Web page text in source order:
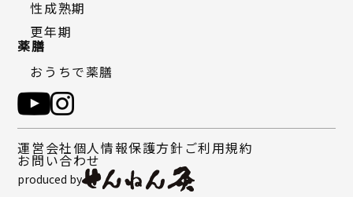
性成熟期
更年期
薬膳
おうちで薬膳
運営会社個人情報保護方針ご利用規約
お問い合わせ
produced by